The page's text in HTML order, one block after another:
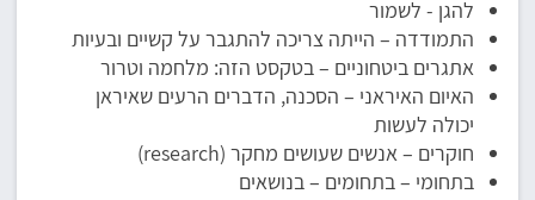
להגן - לשמור
התמודדה – הייתה צריכה להתגבר על קשיים ובעיות
אתגרים ביטחוניים – בטקסט הזה: מלחמה וטרור
האיום האיראני – הסכנה, הדברים הרעים שאיראן
יכולה לעשות
חוקרים – אנשים שעושים מחקר (research)
בתחומי – בתחומים – בנושאים